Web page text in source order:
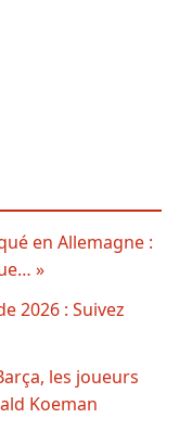
en Allemagne :
»
2026 : Suivez
les joueurs
Koeman